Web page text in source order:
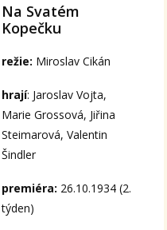
Na Svatém
Kopečku
režie: Miroslav Cikán
hrají: Jaroslav Vojta,
Marie Grossová, Jiřina
Steimarová, Valentin
Šindler
premiéra: 26.10.1934 (2.
týden)